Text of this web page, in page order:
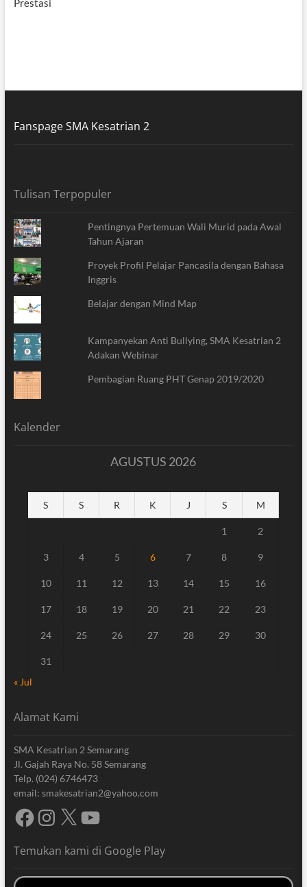
Prestasi
Fanspage SMA Kesatrian 2
Tulisan Terpopuler
Pentingnya Pertemuan Wali Murid pada Awal
Tahun Ajaran
Proyek Profil Pelajar Pancasila dengan Bahasa
Inggris
Belajar dengan Mind Map
Kampanyekan Anti Bullying, SMA Kesatrian 2
Adakan Webinar
Pembagian Ruang PHT Genap 2019/2020
Kalender
AGUSTUS 2026
S S R K J S M
1 2
3 4 5 6 7 8 9
10 11 12 13 14 15 16
17 18 19 20 21 22 23
24 25 26 27 28 29 30
31
« Jul
Alamat Kami
SMA Kesatrian 2 Semarang
Jl. Gajah Raya No. 58 Semarang
Telp. (024) 6746473
email: smakesatrian2@yahoo.com
FacebookInstagram
X YouTube
Temukan kami di Google Play